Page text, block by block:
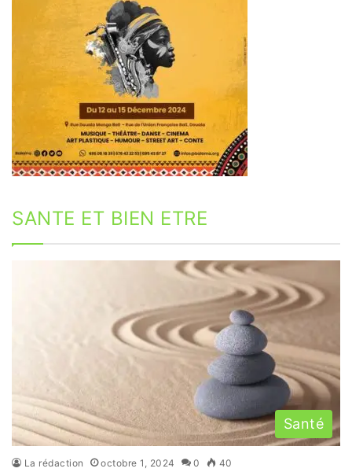
SANTE ET BIEN ETRE
Santé
La rédaction octobre 1, 2024 0 40